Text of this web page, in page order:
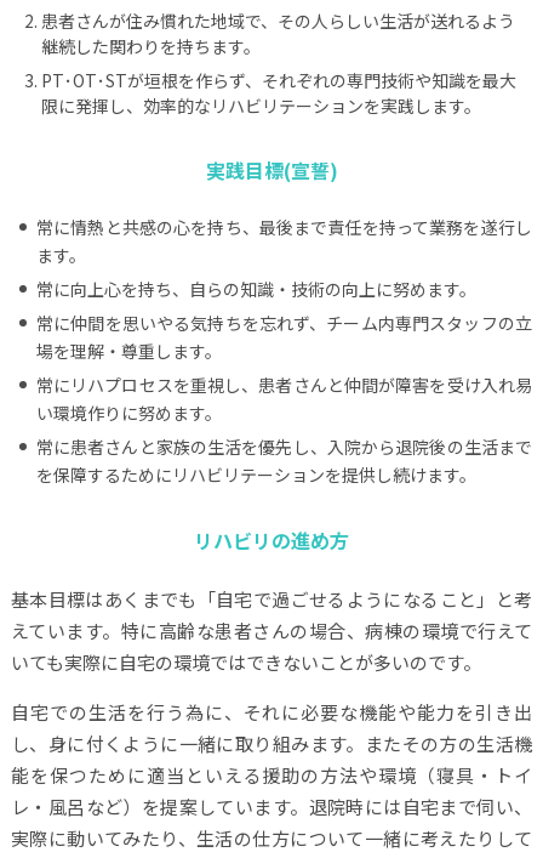
患者さんが住み慣れた地域で、その人らしい生活が送れるよう
継続した関わりを持ちます。
PT･OT･STが垣根を作らず、それぞれの専門技術や知識を最大
限に発揮し、効率的なリハビリテーションを実践します。
実践目標(宣誓)
常に情熱と共感の心を持ち、最後まで責任を持って業務を遂行し
ます。
常に向上心を持ち、自らの知識・技術の向上に努めます。
常に仲間を思いやる気持ちを忘れず、チーム内専門スタッフの立
場を理解・尊重します。
常にリハプロセスを重視し、患者さんと仲間が障害を受け入れ易
い環境作りに努めます。
常に患者さんと家族の生活を優先し、入院から退院後の生活まで
を保障するためにリハビリテーションを提供し続けます。
リハビリの進め方
基本目標はあくまでも「自宅で過ごせるようになること」と考
えています。特に高齢な患者さんの場合、病棟の環境で行えて
いても実際に自宅の環境ではできないことが多いのです。
自宅での生活を行う為に、それに必要な機能や能力を引き出
し、身に付くように一緒に取り組みます。またその方の生活機
能を保つために適当といえる援助の方法や環境（寝具・トイ
レ・風呂など）を提案しています。退院時には自宅まで伺い、
実際に動いてみたり、生活の仕方について一緒に考えたりして